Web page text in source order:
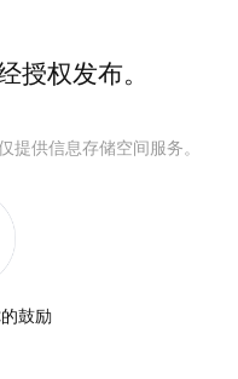
授权发布。
供信息存储空间服务。
鼓励